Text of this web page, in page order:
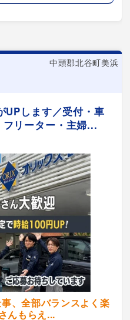
中頭郡北谷町美浜
UPします／受付・車
リーター・主婦...
、全部バランスよく楽
んもらえ...